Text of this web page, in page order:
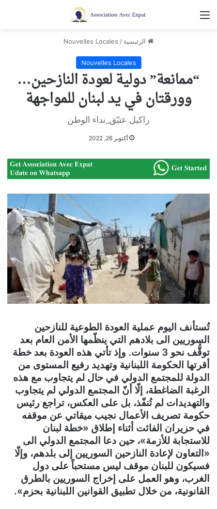
القائمة
الرئيسية /
Nouvelles Locales
Nouvelles Locales
“ممانعة” دولية لعودة النازحين…
وورقتان في يد لبنان للمواجهة
راكيل عتيّق_نداء الوطن
أكتوبر 26, 2022
تُستأنف اليوم عملية العودة الطوعية للنازحين
السوريين الى بلادهم التي ينظّمها الأمن العام بعد
توقُّف نحو 3 سنوات. وإذ تأتي هذه العودة بعد خطة
أقرتها الحكومة اللبنانية وتهديد رفيع المستوى من
الدولة للمجتمع الدولي في حال لم يتجاوب مع هذه
الرغبة الضاغطة، إلّا أنّ المجتمع الدولي لم يتجاوب
والتهديدات لم تُنفّذ، بل على العكس، تراجع رئيس
حكومة تصريف الأعمال نجيب ميقاتي عن موقفه
في حزيران الفائت أثناء إطلاق «خطة لبنان
للاستجابة للأزمة»، حين دعا المجتمع الدولي الى
«التعاون لإعادة النازحين السوريين إلى بلدهم، وإلّا
فسيكون للبنان موقف ليس مستحباً على دول
الغرب، وهو العمل على إخراج السوريين بالطرق
القانونية، من خلال تطبيق القوانين اللبنانية بحزم».